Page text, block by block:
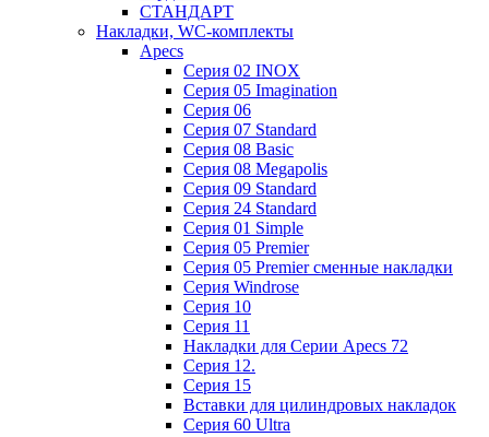
СТАНДАРТ
Накладки, WC-комплекты
Apecs
Cерия 02 INOX
Cерия 05 Imagination
Cерия 06
Cерия 07 Standard
Cерия 08 Basic
Cерия 08 Megapolis
Cерия 09 Standard
Cерия 24 Standard
Серия 01 Simple
Серия 05 Premier
Серия 05 Premier сменные накладки
Cерия Windrose
Серия 10
Серия 11
Накладки для Серии Apecs 72
Серия 12.
Серия 15
Вставки для цилиндровых накладок
Серия 60 Ultra